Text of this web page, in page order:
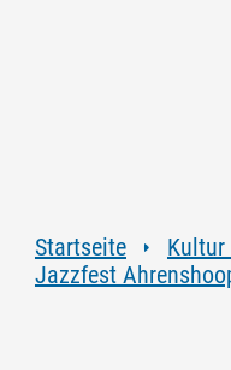
Startseite Kultur
Jazzfest